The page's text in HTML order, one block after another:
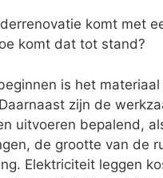
komt met
komt dat tot stand?
is het
zijn de
uitvoeren bepalend,
de grootte van de
Elektriciteit leggen